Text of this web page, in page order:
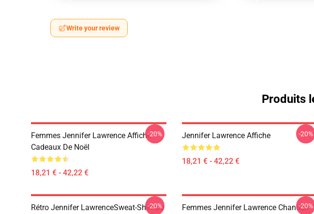
Write your review
Produits
Femmes Jennifer Lawrence Affiche
Cadeaux De Noël
18,21 € - 42,22 €
-20% Jennifer Lawrence Affiche
18,21 € - 42,22 €
-20%
Rétro Jennifer LawrenceSweat-Shirt De
-20%
Femmes Jennifer Lawrence Chandail
-20%